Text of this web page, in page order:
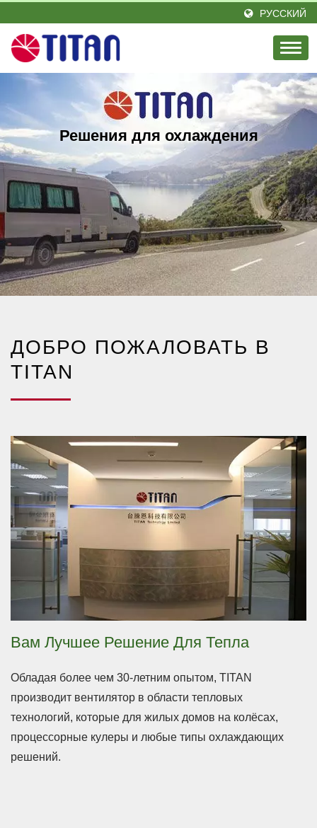
РУССКИЙ
Решения для охлаждения
ДОБРО ПОЖАЛОВАТЬ В
TITAN
Вам Лучшее Решение Для Тепла
Обладая более чем 30-летним опытом, TITAN
производит вентилятор в области тепловых
технологий, которые для жилых домов на колёсах,
процессорные кулеры и любые типы охлаждающих
решений.